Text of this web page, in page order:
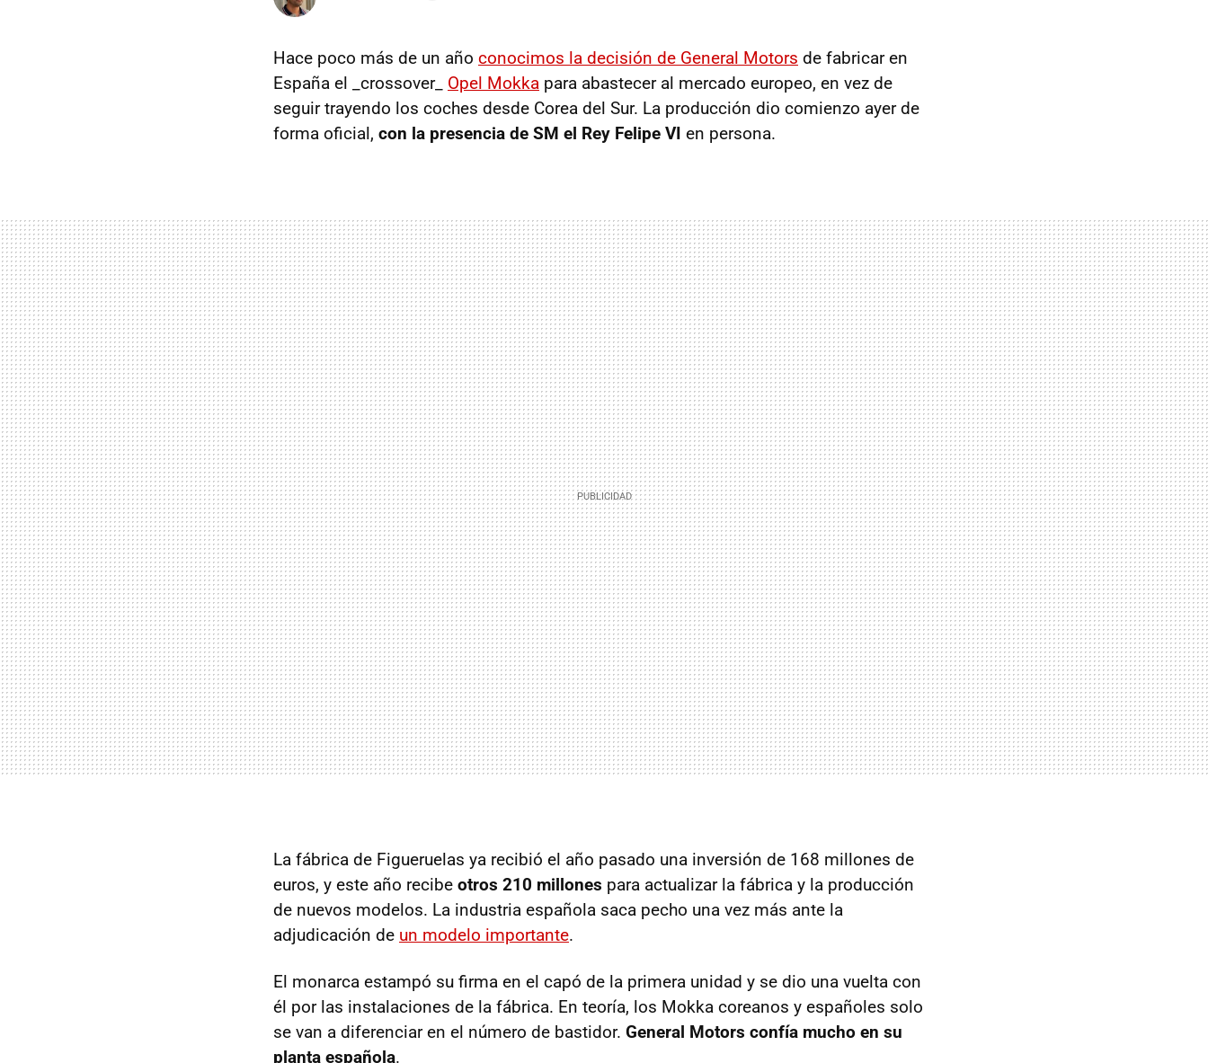
Hace poco más de un año conocimos la decisión de General Motors de fabricar en
España el _crossover_ Opel Mokka para abastecer al mercado europeo, en vez de
seguir trayendo los coches desde Corea del Sur. La producción dio comienzo ayer de
forma oficial, con la presencia de SM el Rey Felipe VI en persona.
La fábrica de Figueruelas ya recibió el año pasado una inversión de 168 millones de
euros, y este año recibe otros 210 millones para actualizar la fábrica y la producción
de nuevos modelos. La industria española saca pecho una vez más ante la
adjudicación de un modelo importante.
El monarca estampó su firma en el capó de la primera unidad y se dio una vuelta con
él por las instalaciones de la fábrica. En teoría, los Mokka coreanos y españoles solo
se van a diferenciar en el número de bastidor. General Motors confía mucho en su
planta española.